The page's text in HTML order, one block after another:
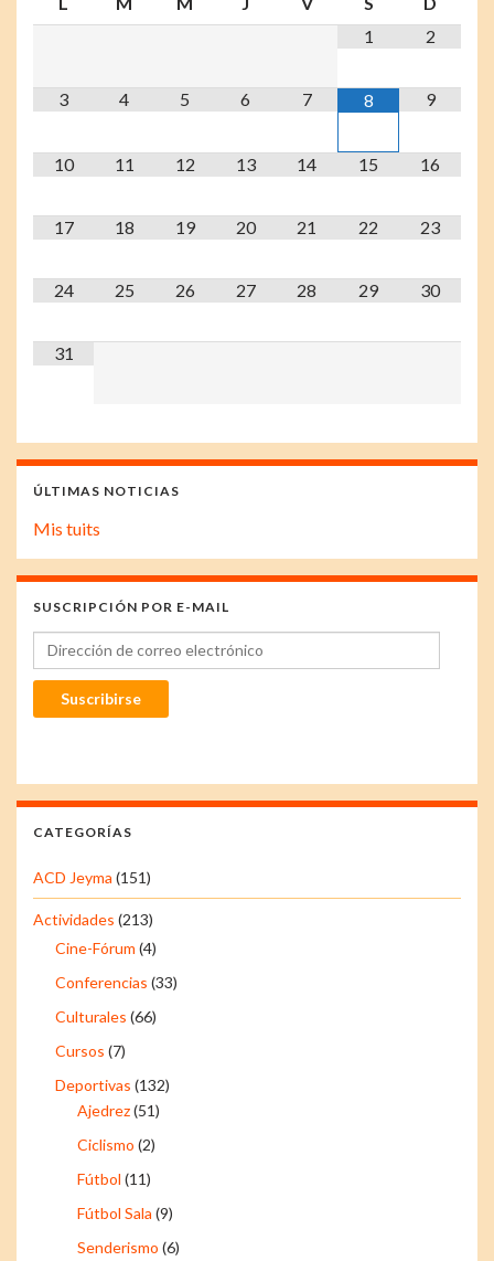
1
2
3 4 5 6 7 8 9
10 11 12 13 14 15 16
17 18 19 20 21 22 23
24 25 26 27 28 29 30
31
ÚLTIMAS NOTICIAS
Mis tuits
SUSCRIPCIÓN POR E-MAIL
Dirección de correo electrónico
Suscribirse
CATEGORÍAS
ACD Jeyma (151)
Actividades (213)
Cine-Fórum (4)
Conferencias (33)
Culturales (66)
Cursos (7)
Deportivas (132)
Ajedrez(51)
Ciclismo (2)
Fútbol (11)
Fútbol Sala (9)
Senderismo (6)